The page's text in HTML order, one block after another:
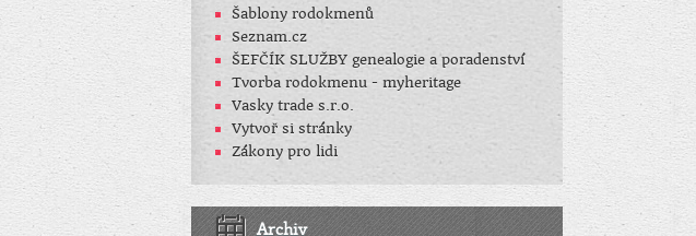
Šablony rodokmenů
Seznam.cz
ŠEFČÍK SLUŽBY genealogie a poradenství
Tvorba rodokmenu - myheritage
Vasky trade s.r.o.
Vytvoř si stránky
Zákony pro lidi
Archiv